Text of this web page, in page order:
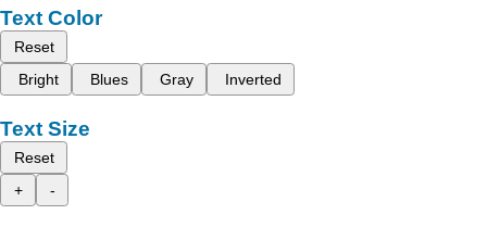
Text Color
Reset
Bright
Blues Gray Inverted
Text Size
Reset
+
-